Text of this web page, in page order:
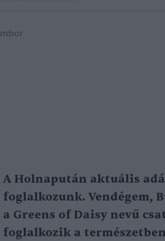
A Holnapután aktuális
foglalkozunk. Vendégem,
a Greens of Daisy nevű
foglalkozik a